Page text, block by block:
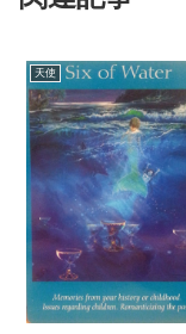
天使